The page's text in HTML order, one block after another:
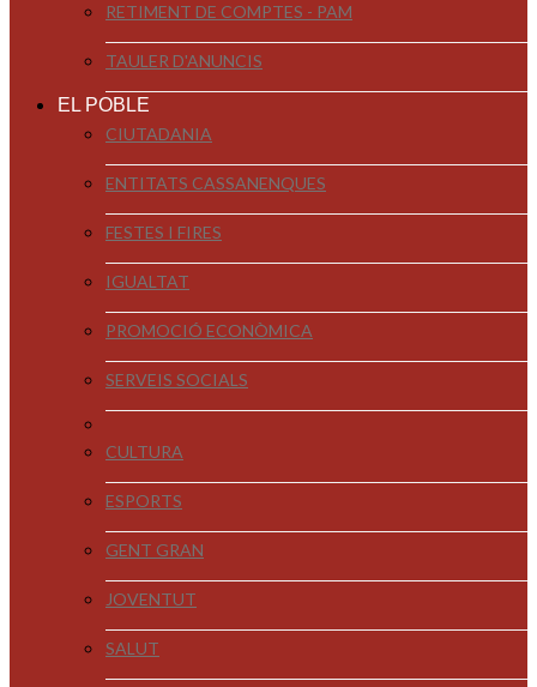
RETIMENT DE COMPTES - PAM
TAULER D'ANUNCIS
EL POBLE
CIUTADANIA
ENTITATS CASSANENQUES
FESTES I FIRES
IGUALTAT
PROMOCIÓ ECONÒMICA
SERVEIS SOCIALS
CULTURA
ESPORTS
GENT GRAN
JOVENTUT
SALUT